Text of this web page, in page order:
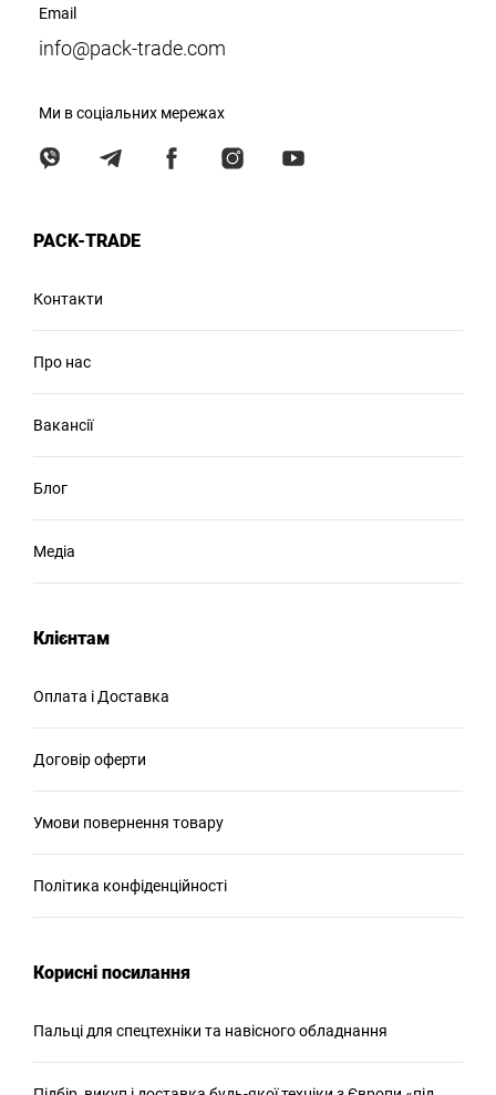
Email
info@pack-trade.com
Ми в соціальних мережах
PACK-TRADE
Контакти
Про нас
Вакансії
Блог
Медіа
Клієнтам
Оплата і Доставка
Договір оферти
Умови повернення товару
Політика конфіденційності
Корисні посилання
Пальці для спецтехніки та навісного обладнання